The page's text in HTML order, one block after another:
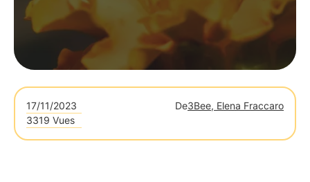
17/11/2023 De3Bee, Elena Fraccaro
3319 Vues